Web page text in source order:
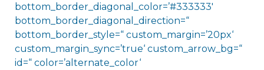
bottom_border_diagonal_color=’#333333′
bottom_border_diagonal_direction=“
bottom_border_style=“ custom_margin=’20px‘
custom_margin_sync=’true‘ custom_arrow_bg=“
id=“ color=’alternate_color‘